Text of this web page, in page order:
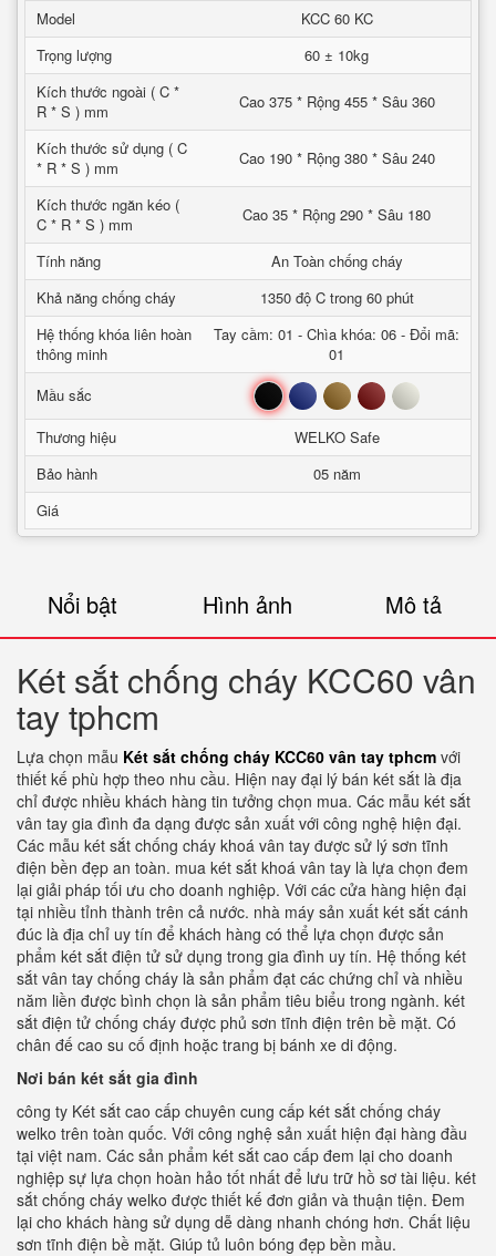
Model
KCC 60 KC
Trọng lượng
60 ± 10kg
Kích thước ngoài ( C *
R * S ) mm
Cao 375 * Rộng 455 * Sâu 360
Kích thước sử dụng ( C
* R * S ) mm
Cao 190 * Rộng 380 * Sâu 240
Kích thước ngăn kéo (
C * R * S ) mm
Cao 35 * Rộng 290 * Sâu 180
Tính năng
An Toàn chống cháy
Khả năng chống cháy
1350 độ C trong 60 phút
Hệ thống khóa liên hoàn
thông minh
Tay cầm: 01 - Chìa khóa: 06 - Đổi mã:
01
Mầu sắc
Đen Xanh Nâu Đỏ Trắng
Thương hiệu
WELKO Safe
Bảo hành
05 năm
Giá
Nổi bật Hình ảnh Mô tả
Két sắt chống cháy KCC60 vân
tay tphcm
Lựa chọn mẫu Két sắt chống cháy KCC60 vân tay tphcm với
thiết kế phù hợp theo nhu cầu. Hiện nay đại lý bán két sắt là địa
chỉ được nhiều khách hàng tin tưởng chọn mua. Các mẫu két sắt
vân tay gia đình đa dạng được sản xuất với công nghệ hiện đại.
Các mẫu két sắt chống cháy khoá vân tay được sử lý sơn tĩnh
điện bền đẹp an toàn. mua két sắt khoá vân tay là lựa chọn đem
lại giải pháp tối ưu cho doanh nghiệp. Với các cửa hàng hiện đại
tại nhiều tỉnh thành trên cả nước. nhà máy sản xuất két sắt cánh
đúc là địa chỉ uy tín để khách hàng có thể lựa chọn được sản
phẩm két sắt điện tử sử dụng trong gia đình uy tín. Hệ thống két
sắt vân tay chống cháy là sản phẩm đạt các chứng chỉ và nhiều
năm liền được bình chọn là sản phẩm tiêu biểu trong ngành. két
sắt điện tử chống cháy được phủ sơn tĩnh điện trên bề mặt. Có
chân đế cao su cố định hoặc trang bị bánh xe di động.
Nơi bán két sắt gia đình
công ty Két sắt cao cấp chuyên cung cấp két sắt chống cháy
welko trên toàn quốc. Với công nghệ sản xuất hiện đại hàng đầu
tại việt nam. Các sản phẩm két sắt cao cấp đem lại cho doanh
nghiệp sự lựa chọn hoàn hảo tốt nhất để lưu trữ hồ sơ tài liệu. két
sắt chống cháy welko được thiết kế đơn giản và thuận tiện. Đem
lại cho khách hàng sử dụng dễ dàng nhanh chóng hơn. Chất liệu
sơn tĩnh điện bề mặt. Giúp tủ luôn bóng đẹp bền mầu.